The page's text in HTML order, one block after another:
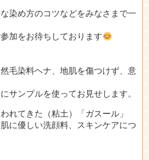
染め方のコツなどをみなさまで一
加をお待ちしております
毛染料ヘナ、地肌を傷つけず、意
サンプルを使ってお見せします。
れてきた（粘土）「ガスール」
に優しい洗顔料、スキンケアにつ